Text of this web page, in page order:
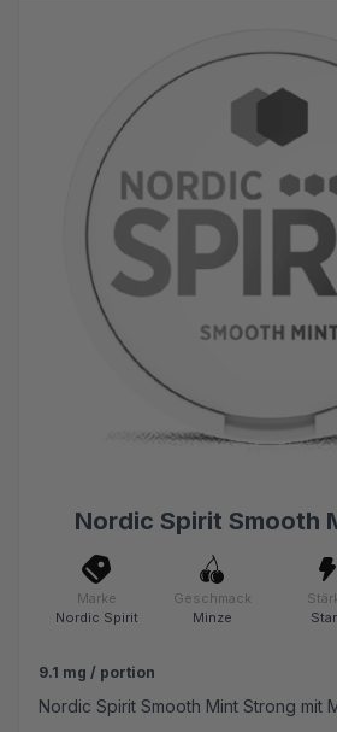
Nordic Spirit Smooth
Marke
Nordic Spirit
Geschmack
Minze
9.1 mg / portion
Nordic Spirit Smooth Mint Strong mit